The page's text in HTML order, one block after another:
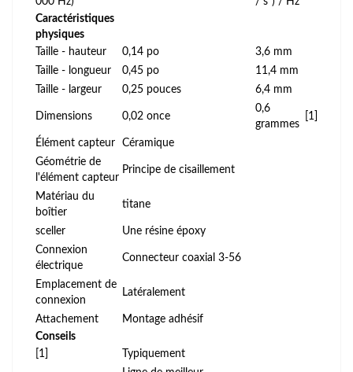
Caractéristiques
physiques
Taille - hauteur
0,14 po
3,6 mm
Taille - longueur
0,45 po
11,4 mm
Taille - largeur
0,25 pouces 6,4 mm
Dimensions 0,02 once
0,6
grammes
[1]
Élément capteur
Céramique
Géométrie de
l'élément capteur
Principe de cisaillement
Matériau du
boîtier
titane
sceller
Une résine époxy
Connexion
électrique
Connecteur coaxial 3-56
Emplacement de
connexion
Latéralement
Attachement
Montage adhésif
Conseils
[1]
Typiquement